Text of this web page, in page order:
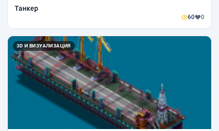
Танкер
60 0
3D И ВИЗУАЛИЗАЦИЯ